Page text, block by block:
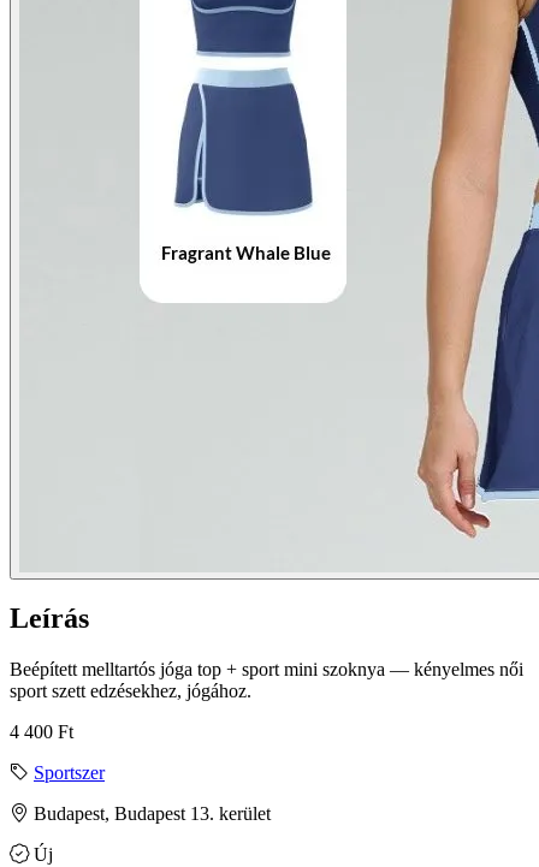
Leírás
Beépített melltartós jóga top + sport mini szoknya — kényelmes női
sport szett edzésekhez, jógához.
4 400 Ft
Sportszer
Budapest, Budapest 13. kerület
Új